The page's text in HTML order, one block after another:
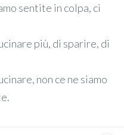
sentite in colpa, ci
più, di sparire, di
non ce ne siamo